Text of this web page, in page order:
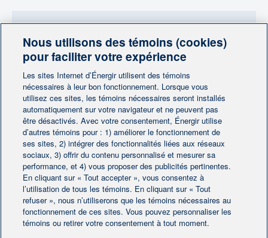
Besoin de plus d'information?
Contactez-nous
Contactez-nous
Accueil | Contactez-nous |
Préférences des témoins | Avis juridique
Protection des renseignements personnels
Nous utilisons des témoins (cookies)
pour faciliter votre expérience
Les sites Internet d’Énergir utilisent des témoins
nécessaires à leur bon fonctionnement. Lorsque vous
utilisez ces sites, les témoins nécessaires seront installés
automatiquement sur votre navigateur et ne peuvent pas
être désactivés. Avec votre consentement, Énergir utilise
d’autres témoins pour : 1) améliorer le fonctionnement de
ses sites, 2) intégrer des fonctionnalités liées aux réseaux
sociaux, 3) offrir du contenu personnalisé et mesurer sa
performance, et 4) vous proposer des publicités pertinentes.
En cliquant sur « Tout accepter », vous consentez à
l’utilisation de tous les témoins. En cliquant sur « Tout
refuser », nous n’utiliserons que les témoins nécessaires au
fonctionnement de ces sites. Vous pouvez personnaliser les
témoins ou retirer votre consentement à tout moment.